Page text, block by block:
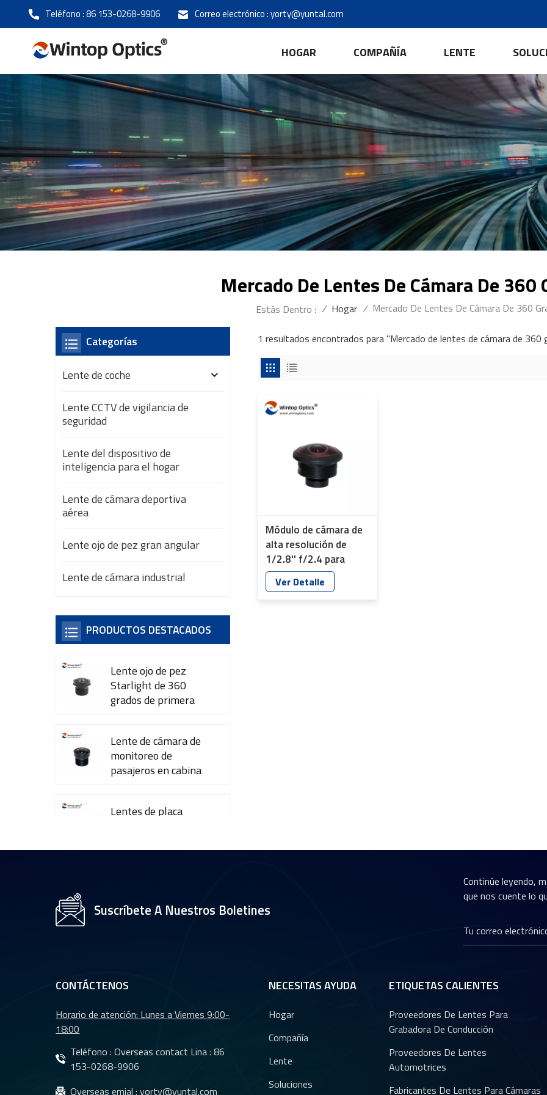
Teléfono :86 153-0268-9906 Correo electrónico :yorty@yuntal.com
HOGAR COMPAÑÍA LENTE
Mercado De Lentes De Cámara De 360
Estás Dentro : / Hogar / Mercado De Lentes De Cámara De 360
1 resultados encontrados para "Mercado de lentes de cámara de 360
Módulo de cámara de
alta resolución de
1/2.8'' f/2.4 para
mercado de lentes de
360 grados,
Ver Detalle
Categorías
Lente de coche
Lente CCTV de vigilancia de
seguridad
Lente del dispositivo de
inteligencia para el hogar
Lente de cámara deportiva
aérea
Lente ojo de pez gran angular
Lente de cámara industrial
PRODUCTOS DESTACADOS
Lente ojo de pez
Starlight de 360 ​​
grados de primera
Lente de cámara de
monitoreo de
pasajeros en cabina
Lentes de placa
1/2,7" YT-4983P-A2
resolución 4K YT-
con visión nocturna
YT-7610-C1
Lentes DMS Lentes
de cámara de
monitoreo de
Lentes CMS
Suscríbete A Nuestros Boletines
Continúe leyendo,
que nos cuente lo
CONTÁCTENOS
Horario de atención: Lunes a Viernes 9:00-
18:00
Teléfono : Overseas contact Lina :86
153-0268-9906
Overseas emial :yorty@yuntal.com
NECESITAS AYUDA
Hogar
Compañía
Lente
Soluciones
ETIQUETAS CALIENTES
Proveedores De Lentes Para
Grabadora De Conducción
Proveedores De Lentes
Automotrices
Fabricantes De Lentes Para Cámaras